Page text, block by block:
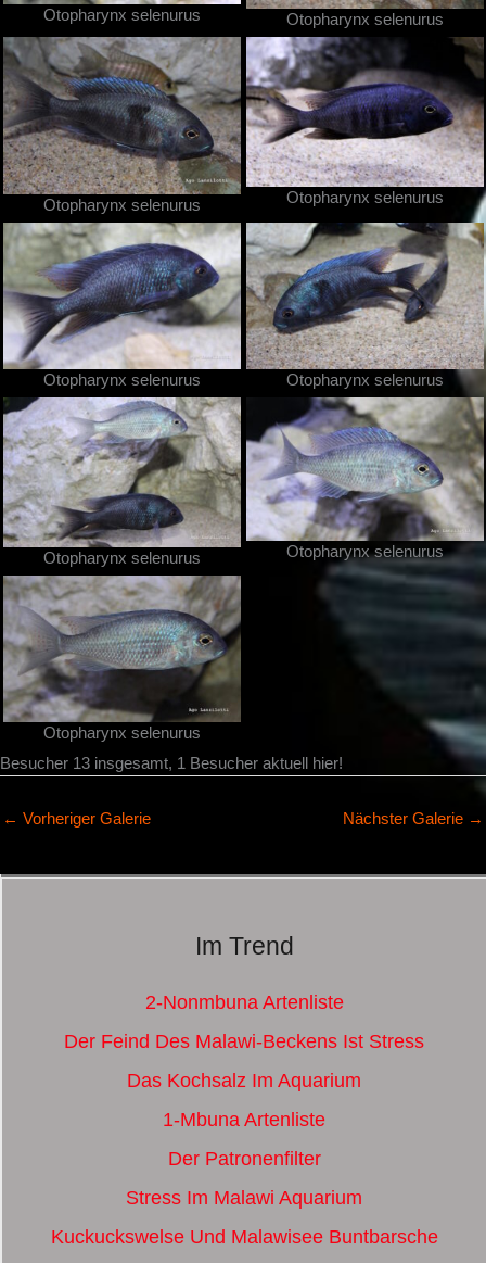
Otopharynx selenurus Otopharynx selenurus
Otopharynx selenurus Otopharynx selenurus
Otopharynx selenurus Otopharynx selenurus
Otopharynx selenurus Otopharynx selenurus
Otopharynx selenurus
Besucher 13 insgesamt, 1 Besucher aktuell hier!
← Vorheriger Galerie Nächster Galerie →
Im Trend
2-Nonmbuna Artenliste
Der Feind Des Malawi-Beckens Ist Stress
Das Kochsalz Im Aquarium
1-Mbuna Artenliste
Der Patronenfilter
Stress Im Malawi Aquarium
Kuckuckswelse Und Malawisee Buntbarsche